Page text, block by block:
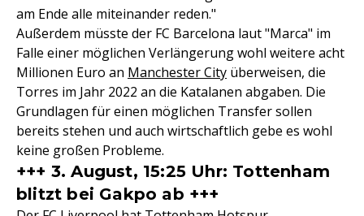
am Ende alle miteinander reden."
Außerdem müsste der FC Barcelona laut "Marca" im
Falle einer möglichen Verlängerung wohl weitere acht
Millionen Euro an Manchester City überweisen, die
Torres im Jahr 2022 an die Katalanen abgaben. Die
Grundlagen für einen möglichen Transfer sollen
bereits stehen und auch wirtschaftlich gebe es wohl
keine großen Probleme.
+++ 3. August, 15:25 Uhr: Tottenham
blitzt bei Gakpo ab +++